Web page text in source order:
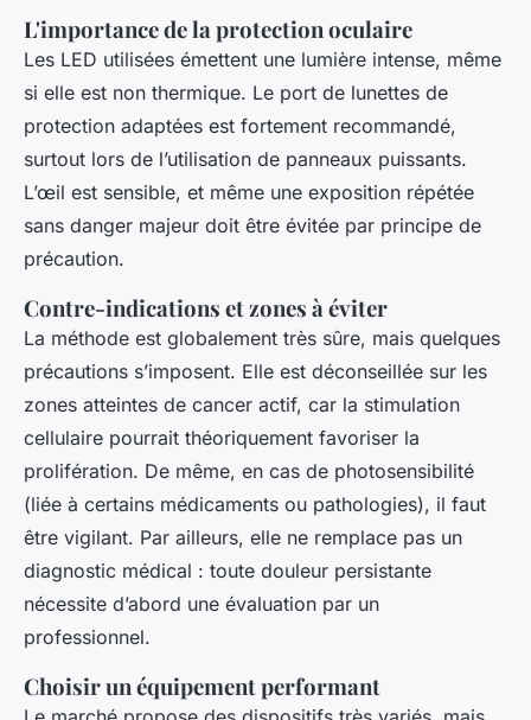
L'importance de la protection oculaire
Les LED utilisées émettent une lumière intense, même
si elle est non thermique. Le port de lunettes de
protection adaptées est fortement recommandé,
surtout lors de l’utilisation de panneaux puissants.
L’œil est sensible, et même une exposition répétée
sans danger majeur doit être évitée par principe de
précaution.
Contre-indications et zones à éviter
La méthode est globalement très sûre, mais quelques
précautions s’imposent. Elle est déconseillée sur les
zones atteintes de cancer actif, car la stimulation
cellulaire pourrait théoriquement favoriser la
prolifération. De même, en cas de photosensibilité
(liée à certains médicaments ou pathologies), il faut
être vigilant. Par ailleurs, elle ne remplace pas un
diagnostic médical : toute douleur persistante
nécessite d’abord une évaluation par un
professionnel.
Choisir un équipement performant